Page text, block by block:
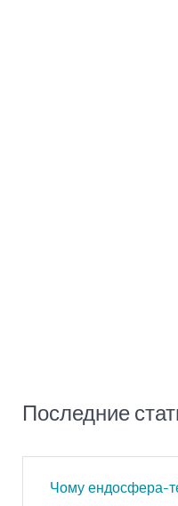
Последние
Чому ендосфера-